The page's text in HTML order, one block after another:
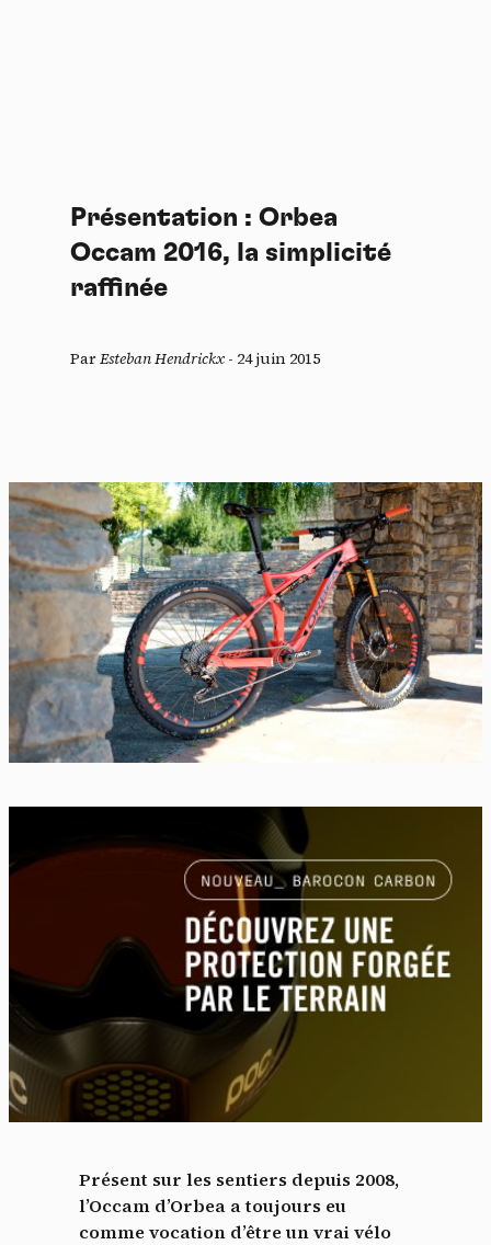
Présentation : Orbea
Occam 2016, la simplicité
raffinée
ParEsteban Hendrickx - 24 juin 2015
Présent sur les sentiers depuis 2008,
l’Occam d’Orbea a toujours eu
comme vocation d’être un vrai vélo